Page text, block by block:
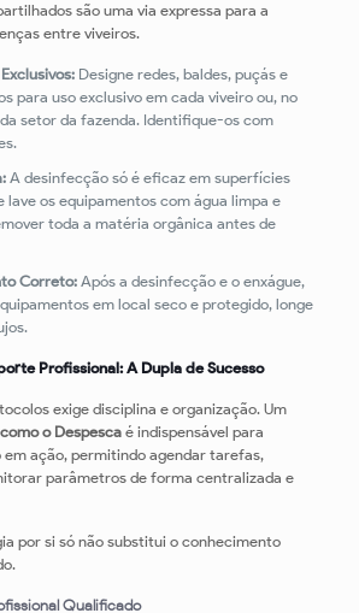
são uma via expressa para a
entre viveiros.
Designe redes, baldes, puçás e
para uso exclusivo em cada viveiro ou, no
setor da fazenda. Identifique-os com
A desinfecção só é eficaz em superfícies
lave os equipamentos com água limpa e
toda a matéria orgânica antes de
Correto:Após a desinfecção e o enxágue,
em local seco e protegido, longe
Profissional: A Dupla de Sucesso
exige disciplina e organização. Um
o Despescaé indispensável para
ação, permitindo agendar tarefas,
parâmetros de forma centralizada e
por si só não substitui o conhecimento
Qualificado